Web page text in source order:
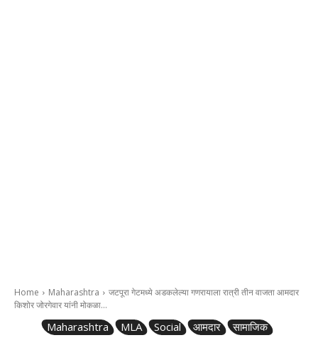
Home Maharashtra
जटपूरा गेटमध्ये अडकलेल्या गणरायाला रात्री तीन वाजता आमदार
किशोर जोरगेवार यांनी मोकळा...
Maharashtra MLA Social आमदार सामाजिक